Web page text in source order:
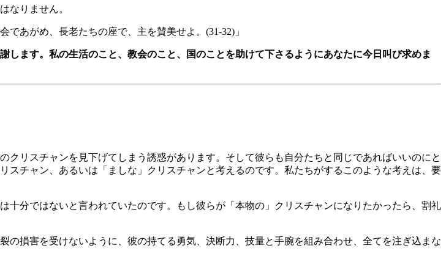
なりません。
あがめ、長老たちの座で、主を賛美せよ。(31-32)」
ます。私の生活のこと、教会のこと、国のことを助けて下さるようにあなたに今日叫び求めま
リスチャンを見下げてしまう誘惑があります。そして彼らも自分たちと同じであればいいのにと
チャン、あるいは「ましな」クリスチャンと考えるのです。私たちがするこのような考えは、要
分ではないと言われていたのです。もし彼らが「本物の」クリスチャンになりたかったら、割礼
損害を受けないように、彼の持てる勇気、決断力、技量と手腕を組み合わせ、全てを注ぎ込まな